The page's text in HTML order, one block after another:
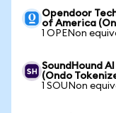
Opendoor
of America
1 OPENon
SoundHound
(Ondo
1 SOUNon